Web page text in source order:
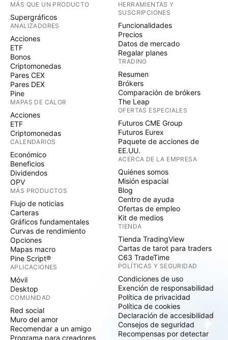
MÁS QUE UN PRODUCTO
Supergráficos
ANALIZADORES
Acciones
ETF
Bonos
Criptomonedas
Pares CEX
Pares DEX
Pine
MAPAS DE CALOR
Acciones
ETF
Criptomonedas
CALENDARIOS
Económico
Beneficios
Dividendos
OPV
MÁS PRODUCTOS
Flujo de noticias
Carteras
Gráficos fundamentales
Curvas de rendimiento
Opciones
Mapas macro
Pine Script®
APLICACIONES
Móvil
Desktop
COMUNIDAD
Red social
Muro del amor
Recomendar a un amigo
Programa para creadores
HERRAMIENTAS Y
SUSCRIPCIONES
Funcionalidades
Precios
Datos de mercado
Regalar planes
TRADING
Resumen
Brókers
Comparación de brókers
The Leap
OFERTAS ESPECIALES
Futuros CME Group
Futuros Eurex
Paquete de acciones de
EE.UU.
ACERCA DE LA EMPRESA
Quiénes somos
Misión espacial
Blog
Centro de ayuda
Ofertas de empleo
Kit de medios
TIENDA
Tienda TradingView
Cartas de tarot para traders
C63 TradeTime
POLÍTICAS Y SEGURIDAD
Condiciones de uso
Exención de responsabilidad
Política de privacidad
Política de cookies
Declaración de accesibilidad
Consejos de seguridad
Recompensas por detectar